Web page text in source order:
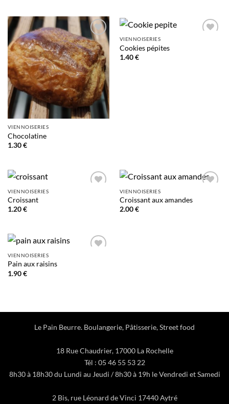
Add to
wishlist
VIENNOISERIES
Chocolatine
1.30€
VIENNOISERIES
Cookies pépites
1.40€
VIENNOISERIES
Croissant
1.20€
VIENNOISERIES
Croissant aux amandes
2.00€
VIENNOISERIES
Pain aux raisins
1.90€
Le Pain Beurre. Boulangerie, Pâtisserie, Street food
18 Rue Chaudrier, 17000 La Rochelle
Tél : 05 46 55 53 22
8h30 à 18h30 du Lundi au Jeudi / 8h30 à 19h le Vendredi et Samedi
2 Bis, rue Léonard de Vinci 17440 Aytré